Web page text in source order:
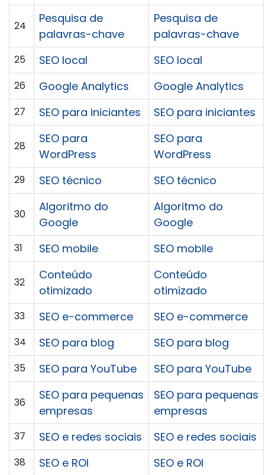
24
Pesquisa de
palavras-chave
Pesquisa de
palavras-chave
25 SEO local SEO local
26 Google Analytics Google Analytics
27 SEO para iniciantes SEO para iniciantes
28
SEO para
WordPress
SEO para
WordPress
29 SEO técnico SEO técnico
30
Algoritmo do
Google
Algoritmo do
Google
31 SEO mobile SEO mobile
32
Conteúdo
otimizado
Conteúdo
otimizado
33 SEO e-commerce SEO e-commerce
34 SEO para blog SEO para blog
35 SEO para YouTube SEO para YouTube
36
SEO para pequenas
empresas
SEO para pequenas
empresas
37 SEO e redes sociais SEO e redes sociais
38 SEO e ROI SEO e ROI